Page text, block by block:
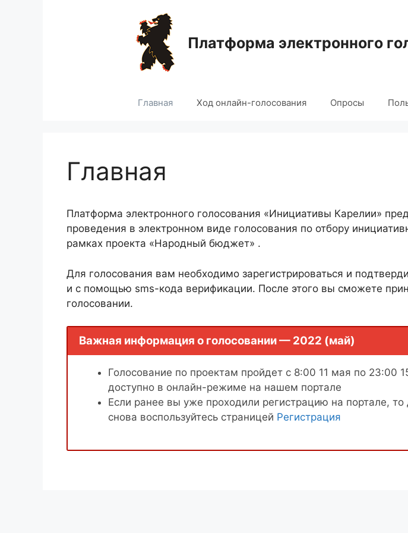
Платформа электронного
Главная Ход онлайн-голосования Опросы
Главная
Платформа электронного голосования «Инициативы Карелии»
проведения в электронном виде голосования по отбору
рамках проекта «Народный бюджет» .
Для голосования вам необходимо зарегистрироваться и
и с помощью sms-кода верификации. После этого вы сможете
голосовании.
Важная информация о голосовании — 2022 (май)
Голосование по проектам пройдет с 8:00 11 мая по 23:00
доступно в онлайн-режиме на нашем портале
Если ранее вы уже проходили регистрацию на портале, то
снова воспользуйтесь страницей Регистрация